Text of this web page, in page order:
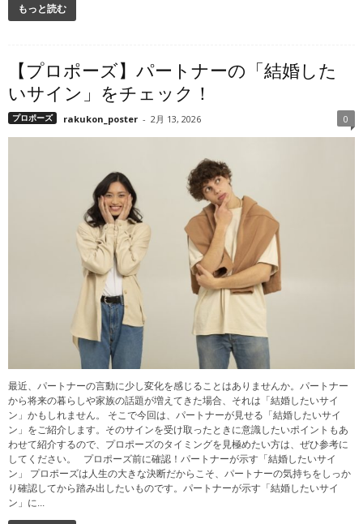
もっと読む
【プロポーズ】パートナーの「結婚した
いサイン」をチェック！
プロポーズ rakukon_poster - 2月 13, 2026 0
最近、パートナーの言動に少し変化を感じることはありませんか。パートナー
から将来の暮らしや家族の話題が増えてきた場合、それは「結婚したいサイ
ン」かもしれません。 そこで今回は、パートナーが見せる「結婚したいサイ
ン」をご紹介します。そのサインを受け取ったときに意識したいポイントもあ
わせて紹介するので、プロポーズのタイミングを見極めたい方は、ぜひ参考に
してください。 プロポーズ前に確認！パートナーが示す「結婚したいサイ
ン」 プロポーズは人生の大きな決断だからこそ、パートナーの気持ちをしっか
り確認してから踏み出したいものです。パートナーが示す「結婚したいサイ
ン」に...